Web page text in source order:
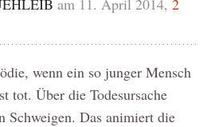
wenn ein so junger Mensch
tot. Über die Todesursache
Das animiert die